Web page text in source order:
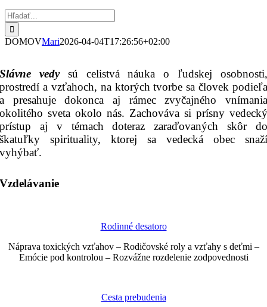
Hľadať:
DOMOVMari2026-04-04T17:26:56+02:00
Slávne vedysú celistvá náuka o ľudskej osobnosti,
prostredí a vzťahoch, na ktorých tvorbe sa človek podieľa
a presahuje dokonca aj rámec zvyčajného vnímania
okolitého sveta okolo nás. Zachováva si prísny vedecký
prístup aj v témach doteraz zaraďovaných skôr do
škatuľky spirituality, ktorej sa vedecká obec snaží
vyhýbať.
Vzdelávanie
Rodinné desatoro
Náprava toxických vzťahov – Rodičovské roly a vzťahy s deťmi –
Emócie pod kontrolou – Rozvážne rozdelenie zodpovednosti
Cesta prebudenia